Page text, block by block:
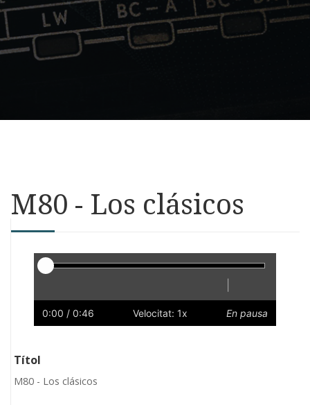
M80 - Los clásicos
Reproductor
Lent
0:00 / 0:46 Velocitat: 1x En pausa
Títol
M80 - Los clásicos